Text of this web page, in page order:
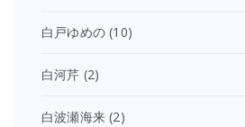
白戸ゆめの (10)
白河芹 (2)
白波瀬海来 (2)